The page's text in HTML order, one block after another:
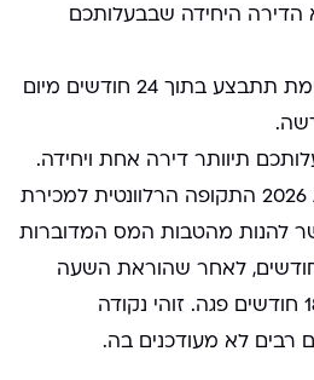
הדירה היחידה שבבעלותכם
מכירת הדירה הקיימת תתבצע בתוך 24 חודשים מיום
תיוותר דירה אחת ויחידה.
בשנת 2026 התקופה הרלוונטית למכירת
להנות מהטבות המס המדוברות
שוב ל-24 חודשים, לאחר שהוראת השעה
הקודמת שקבעה 18 חודשים פגה. זוהי נקודה
רבים לא מעודכנים בה.